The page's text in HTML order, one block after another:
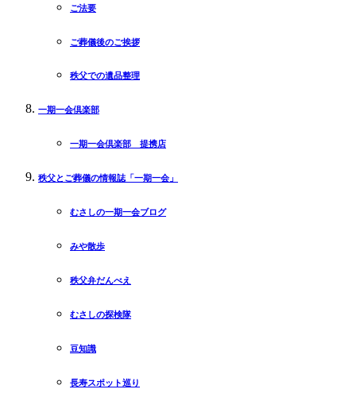
ご法要
ご葬儀後のご挨拶
秩父での遺品整理
一期一会倶楽部
一期一会倶楽部 提携店
秩父とご葬儀の情報誌「一期一会」
むさしの一期一会ブログ
みや散歩
秩父弁だんべえ
むさしの探検隊
豆知識
長寿スポット巡り